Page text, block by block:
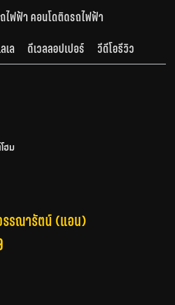
ไฟฟ้า คอนโดติดรถไฟฟ้า
เล
ดีเวลลอปเปอร์ วีดีโอรีวิว
ฮม
รณารัตน์ (แอน)